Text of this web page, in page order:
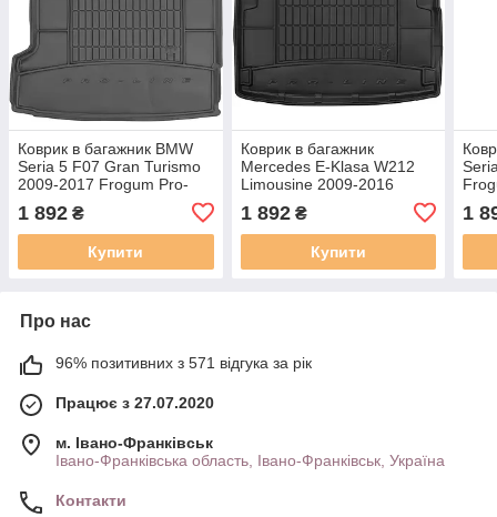
Коврик в багажник BMW
Seria 5 F07 Gran Turismo
2009-2017 Frogum Pro-
1 892 ₴
Купити
Коврик в багажник
Mercedes E-Klasa W212
Limousine 2009-2016
TM548478
1 892₴
Купити
1
Про нас
96% позитивних з 571 відгука за рік
Працює з 27.07.2020
м. Івано-Франківськ
Івано-Франківська область, Івано-Франківськ, Україна
Контакти